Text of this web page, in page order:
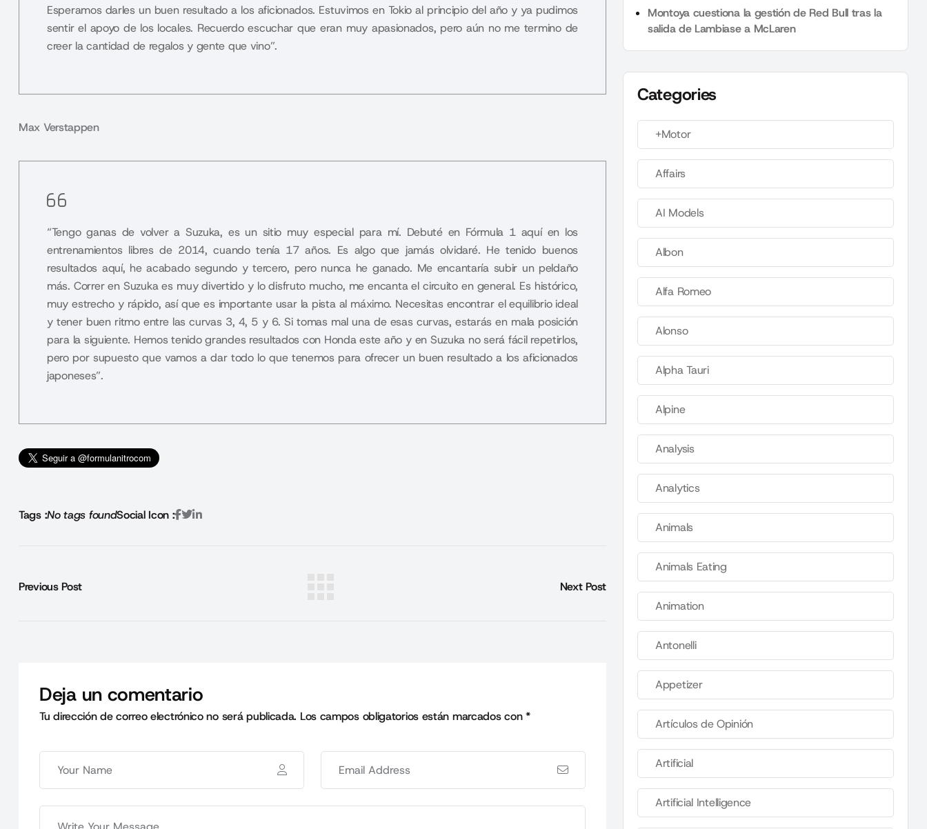
Esperamos darles un buen resultado a los aficionados. Estuvimos en Tokio al principio del año y ya pudimos
sentir el apoyo de los locales. Recuerdo escuchar que eran muy apasionados, pero aún no me termino de
creer la cantidad de regalos y gente que vino”.
Max Verstappen
“Tengo ganas de volver a Suzuka, es un sitio muy especial para mí. Debuté en Fórmula 1 aquí en los
entrenamientos libres de 2014, cuando tenía 17 años. Es algo que jamás olvidaré. He tenido buenos
resultados aquí, he acabado segundo y tercero, pero nunca he ganado. Me encantaría subir un peldaño
más. Correr en Suzuka es muy divertido y lo disfruto mucho, me encanta el circuito en general. Es histórico,
muy estrecho y rápido, así que es importante usar la pista al máximo. Necesitas encontrar el equilibrio ideal
y tener buen ritmo entre las curvas 3, 4, 5 y 6. Si tomas mal una de esas curvas, estarás en mala posición
para la siguiente. Hemos tenido grandes resultados con Honda este año y en Suzuka no será fácil repetirlos,
pero por supuesto que vamos a dar todo lo que tenemos para ofrecer un buen resultado a los aficionados
japoneses”.
Tags :No tags foundSocial Icon :
Previous Post Next Post
Deja un comentario
Tu dirección de correo electrónico no será publicada. Los campos obligatorios están marcados con*
Montoya cuestiona la gestión de Red Bull tras la
salida de Lambiase a McLaren
Categories
+Motor
Affairs
AI Models
Albon
Alfa Romeo
Alonso
Alpha Tauri
Alpine
Analysis
Analytics
Animals
Animals Eating
Animation
Antonelli
Appetizer
Artículos de Opinión
Artificial
Artificial Intelligence